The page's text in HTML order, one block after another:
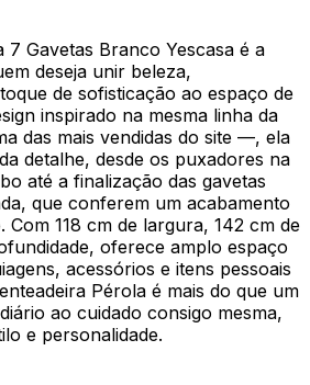
7 Gavetas Branco Yescasa é a
deseja unir beleza,
de sofisticação ao espaço de
inspirado na mesma linha da
das mais vendidas do site —, ela
detalhe, desde os puxadores na
até a finalização das gavetas
que conferem um acabamento
Com 118 cm de largura, 142 cm de
oferece amplo espaço
acessórios e itens pessoais
Pérola é mais do que um
ao cuidado consigo mesma,
e personalidade.